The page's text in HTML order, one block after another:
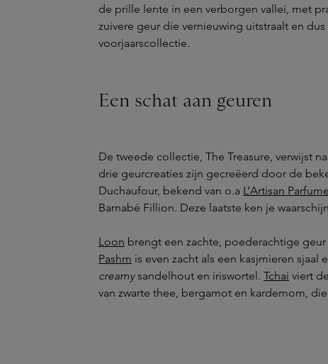
de prille lente in een verborgen vallei, met
zuivere geur die vernieuwing uitstraalt en
voorjaarscollectie.
Een schat aan geuren
De tweede collectie, The Treasure, verwijst
drie geurcreaties zijn gecreëerd door de
Duchaufour, bekend van o.a L’Artisan
Barnabé Fillion. Deze laatste ken je
Loon brengt een zachte, poederachtige geur
Pashm is even zacht als een kasjmieren sjaal
creamysandelhout en iriswortel. Tchai viert
van zwarte thee, bergamot en kardemom,